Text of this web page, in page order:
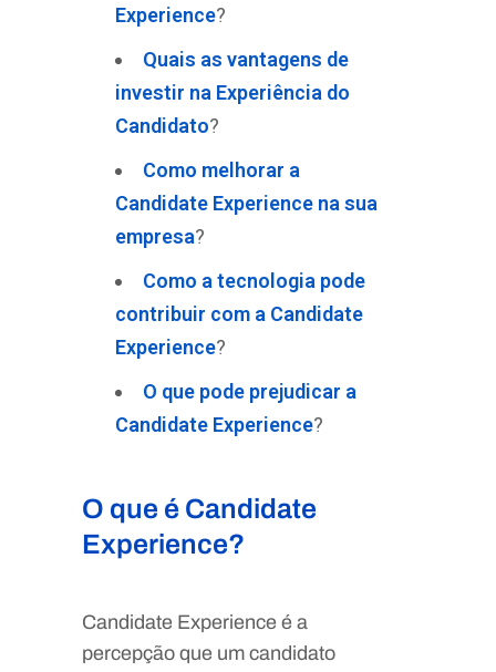
Experience?
Quais as vantagens de
investir na Experiência do
Candidato?
Como melhorar a
Candidate Experience na sua
empresa?
Como a tecnologia pode
contribuir com a Candidate
Experience?
O que pode prejudicar a
Candidate Experience?
O que é Candidate
Experience?
Candidate Experience é a
percepção que um candidato